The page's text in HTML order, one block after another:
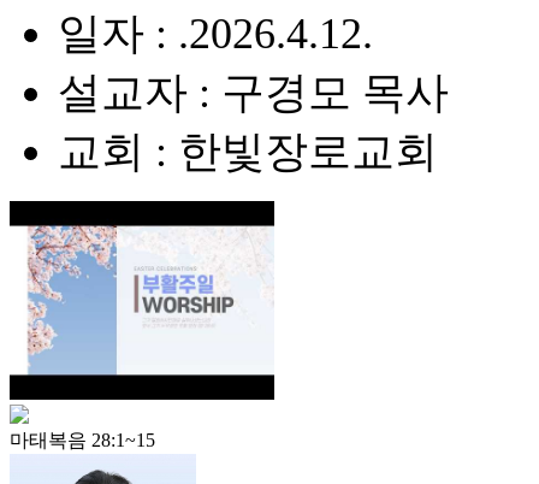
일자 : .2026.4.12.
설교자 : 구경모 목사
교회 : 한빛장로교회
마태복음 28:1~15